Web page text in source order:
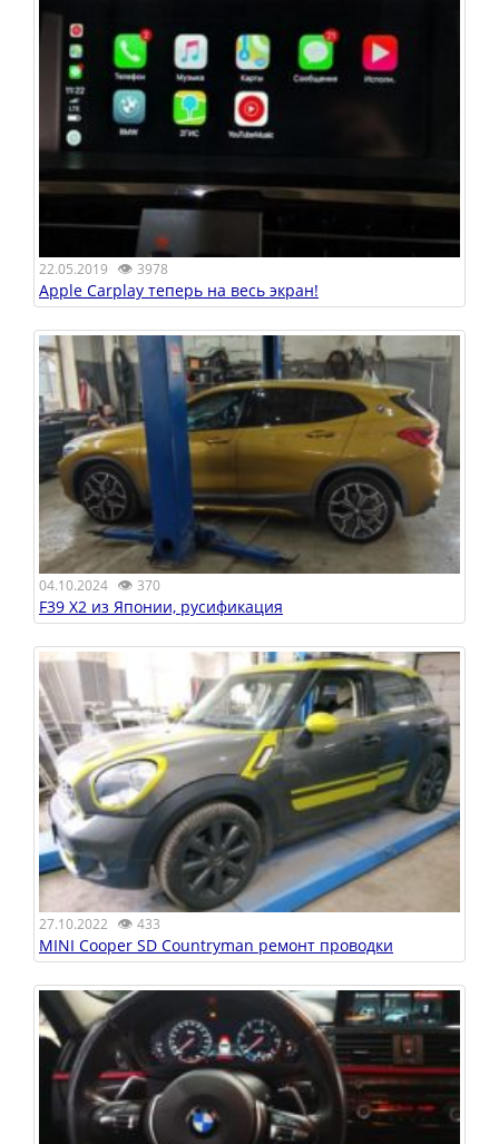
22.05.2019 👁 3978
Apple Carplay теперь на весь экран!
04.10.2024 👁 370
F39 X2 из Японии, русификация
27.10.2022 👁 433
MINI Cooper SD Countryman ремонт проводки